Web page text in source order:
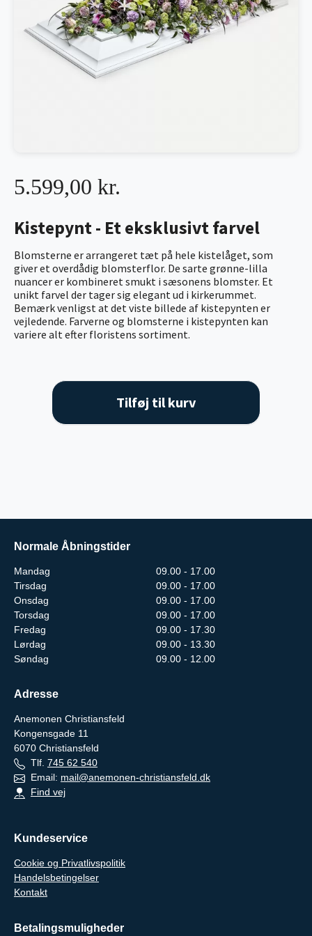
Kistepynt - Et eksklusivt farvel
Blomsterne er arrangeret tæt på hele kistelåget, som
giver et overdådig blomsterflor. De sarte grønne-lilla
nuancer er kombineret smukt i sæsonens blomster. Et
unikt farvel der tager sig elegant ud i kirkerummet.
Bemærk venligst at det viste billede af kistepynten er
vejledende. Farverne og blomsterne i kistepynten kan
variere alt efter floristens sortiment.
5.599,00 kr.
Tilføj til kurv
Normale Åbningstider
Mandag
09.00 - 17.00
Tirsdag
09.00 - 17.00
Onsdag
09.00 - 17.00
Torsdag
09.00 - 17.00
Fredag
09.00 - 17.30
Lørdag
09.00 - 13.30
Søndag
09.00 - 12.00
Adresse
Anemonen Christiansfeld
Kongensgade 11
6070 Christiansfeld
Tlf. 745 62 540
Email: mail@anemonen-christiansfeld.dk
Find vej
Kundeservice
Cookie og Privatlivspolitik
Handelsbetingelser
Kontakt
Betalingsmuligheder